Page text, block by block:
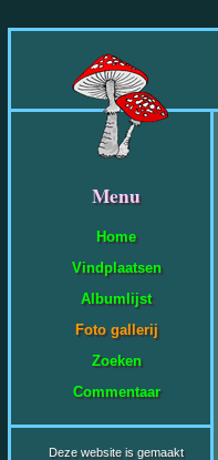
Menu
Home
Vindplaatsen
Albumlijst
Foto gallerij
Zoeken
Commentaar
Deze website is gemaakt